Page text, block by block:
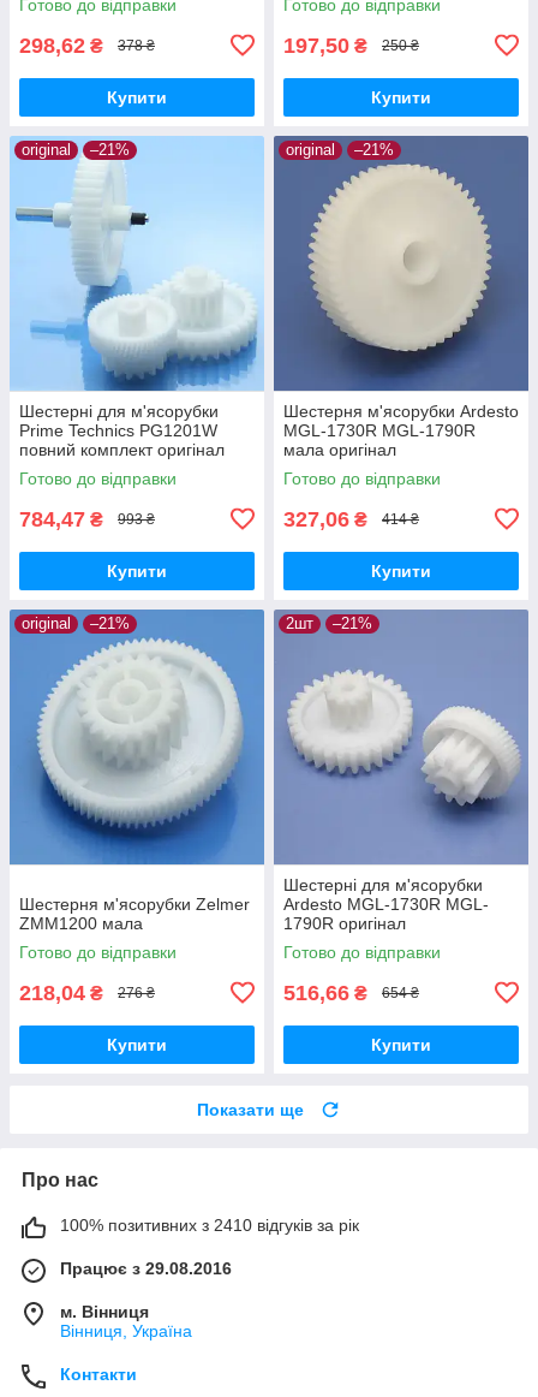
Готово до відправки
298,62 ₴ 378 ₴
Купити
Готово до відправки
197,50 ₴ 250 ₴
Купити
original –21%
Шестерні для м'ясорубки
Prime Technics PG1201W
повний комплект оригінал
харчовий пластик
Готово до відправки
784,47 ₴ 993 ₴
Купити
original –21%
Шестерня м'ясорубки Ardesto
MGL-1730R MGL-1790R
мала оригінал
Готово до відправки
327,06 ₴ 414 ₴
Купити
original –21%
Шестерня м'ясорубки Zelmer
ZMM1200 мала
Готово до відправки
218,04 ₴ 276 ₴
Купити
2шт –21%
Шестерні для м'ясорубки
Ardesto MGL-1730R MGL-
1790R оригінал
Готово до відправки
516,66 ₴ 654 ₴
Купити
Показати ще
Про нас
100% позитивних з 2410 відгуків за рік
Працює з 29.08.2016
м. Вінниця
Вінниця, Україна
Контакти